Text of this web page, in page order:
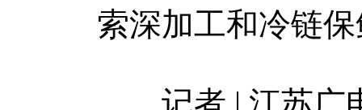
索深加工和冷链